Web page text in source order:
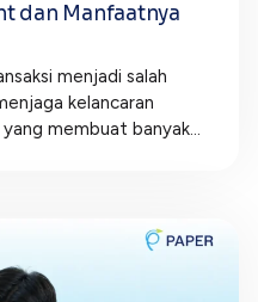
dan Manfaatnya
menjadi salah
kelancaran
membuat banyak...